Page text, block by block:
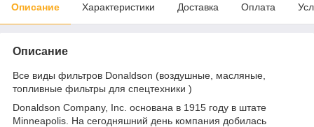
Описание Характеристики Доставка Оплата
Описание
Все виды фильтров Donaldson (воздушные, масляные,
топливные фильтры для спецтехники )
Donaldson Company, Inc. основана в 1915 году в штате
Minneapolis. На сегодняшний день компания добилась